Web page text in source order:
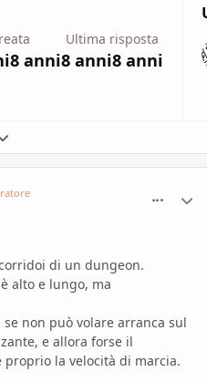
8 anni
Ultima risposta
8 anni8 anni
panoramica del topic
di un dungeon.
alto e lungo, ma
non può volare arranca sul
e allora forse il
proprio la velocità di marcia.